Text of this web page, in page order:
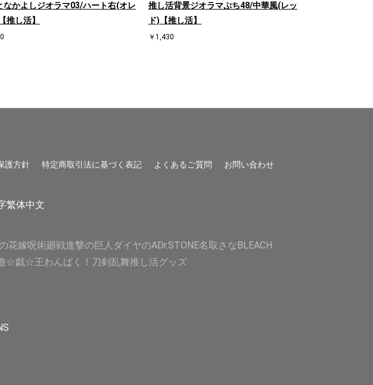
なかよしジオラマ03/ハート右(オレ
推し活】
推し活背景ジオラマぷち48/中華風(レッ
ド)【推し活】
￥1,430
護方針 特定商取引法に基づく表記 よくあるご質問 お問い合わせ
繁体中文
花嫁呪術廻戦進撃の巨人 ダイヤのADr.STONE名取さな BLEACH
☆戯☆王わんぱく！刀剣乱舞推し活グッズ